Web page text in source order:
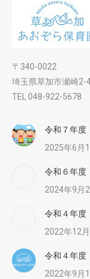
〒340-0022
埼玉県草加市瀬崎2-
TEL 048-922-5678
令和７年
2025年6月
令和６年
2024年9月
令和４年
2022年12
令和４年
2022年9月